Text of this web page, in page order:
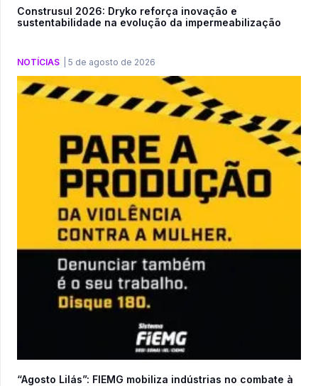
Construsul 2026: Dryko reforça inovação e
sustentabilidade na evolução da impermeabilização
NOTÍCIAS 5 de agosto de 2026
“Agosto Lilás”: FIEMG mobiliza indústrias no combate à